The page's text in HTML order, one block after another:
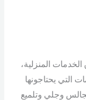
المنزلية،
التي يحتاجونها
وجلي وتلميع